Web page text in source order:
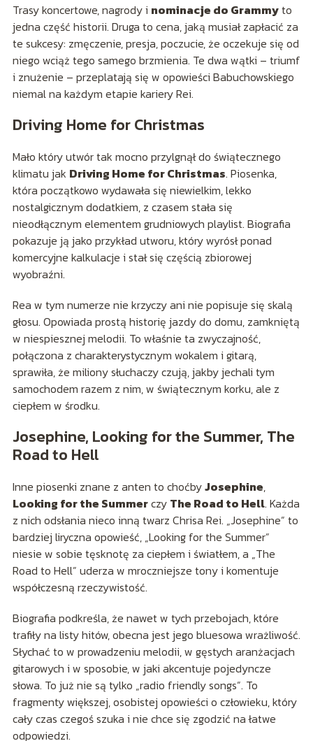
Trasy koncertowe, nagrody i nominacje do Grammyto
jedna część historii. Druga to cena, jaką musiał zapłacić za
te sukcesy: zmęczenie, presja, poczucie, że oczekuje się od
niego wciąż tego samego brzmienia. Te dwa wątki – triumf
i znużenie – przeplatają się w opowieści Babuchowskiego
niemal na każdym etapie kariery Rei.
Driving Home for Christmas
Mało który utwór tak mocno przylgnął do świątecznego
klimatu jak Driving Home for Christmas. Piosenka,
która początkowo wydawała się niewielkim, lekko
nostalgicznym dodatkiem, z czasem stała się
nieodłącznym elementem grudniowych playlist. Biografia
pokazuje ją jako przykład utworu, który wyrósł ponad
komercyjne kalkulacje i stał się częścią zbiorowej
wyobraźni.
Rea w tym numerze nie krzyczy ani nie popisuje się skalą
głosu. Opowiada prostą historię jazdy do domu, zamkniętą
w niespiesznej melodii. To właśnie ta zwyczajność,
połączona z charakterystycznym wokalem i gitarą,
sprawiła, że miliony słuchaczy czują, jakby jechali tym
samochodem razem z nim, w świątecznym korku, ale z
ciepłem w środku.
Josephine, Looking for the Summer, The
Road to Hell
Inne piosenki znane z anten to choćbyJosephine,
Looking for the Summerczy The Road to Hell. Każda
z nich odsłania nieco inną twarz Chrisa Rei. „Josephine” to
bardziej liryczna opowieść, „Looking for the Summer”
niesie w sobie tęsknotę za ciepłem i światłem, a „The
Road to Hell” uderza w mroczniejsze tony i komentuje
współczesną rzeczywistość.
Biografia podkreśla, że nawet w tych przebojach, które
trafiły na listy hitów, obecna jest jego bluesowa wrażliwość.
Słychać to w prowadzeniu melodii, w gęstych aranżacjach
gitarowych i w sposobie, w jaki akcentuje pojedyncze
słowa. To już nie są tylko „radio friendly songs”. To
fragmenty większej, osobistej opowieści o człowieku, który
cały czas czegoś szuka i nie chce się zgodzić na łatwe
odpowiedzi.